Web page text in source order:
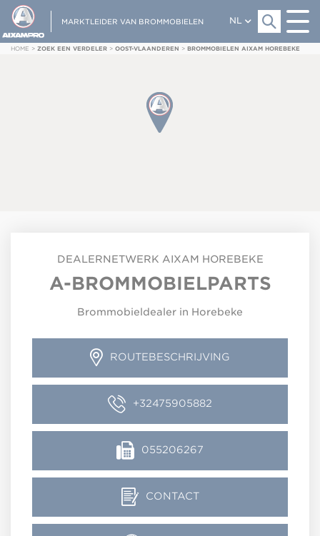
MARKTLEIDER VAN BROMMOBIELEN NL
HOME > ZOEK EEN VERDELER > OOST-VLAANDEREN > BROMMOBIELEN AIXAM HOREBEKE
DEALERNETWERK AIXAM HOREBEKE
A-BROMMOBIELPARTS
Brommobieldealer in Horebeke
ROUTEBESCHRIJVING
+32475905882
055206267
CONTACT